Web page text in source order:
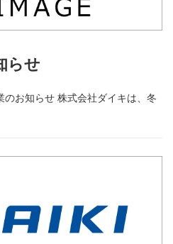
らせ
お知らせ 株式会社ダイキは、冬